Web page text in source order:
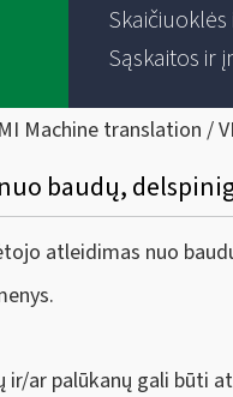
Sąskaitos ir
Machine translation /
baudų,
atleidimas nuo
ar palūkanų gali būti